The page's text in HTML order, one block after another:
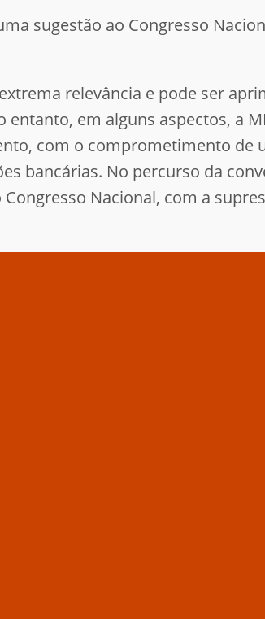
sugestão ao Congresso
relevância e pode ser
entanto, em alguns aspectos, a
com o comprometimento de
bancárias. No percurso da
Nacional, com a